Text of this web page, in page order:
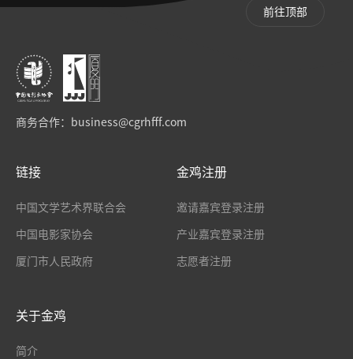
前往顶部
商务合作： business@cgrhfff.com
链接
中国文学艺术界联合会
中国电影家协会
厦门市人民政府
金鸡注册
邀请嘉宾登录注册
产业嘉宾登录注册
志愿者注册
关于金鸡
简介